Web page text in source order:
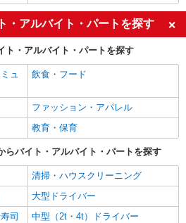
・アルバイト・パートを探す
ト・アルバイト・パートを探す
ュ
飲食・フード
ファッション・アパレル
教育・保育
らバイト・アルバイト・パートを探す
清掃・ハウスクリーニング
大型ドライバー
司
中型（2t・4t）ドライバー